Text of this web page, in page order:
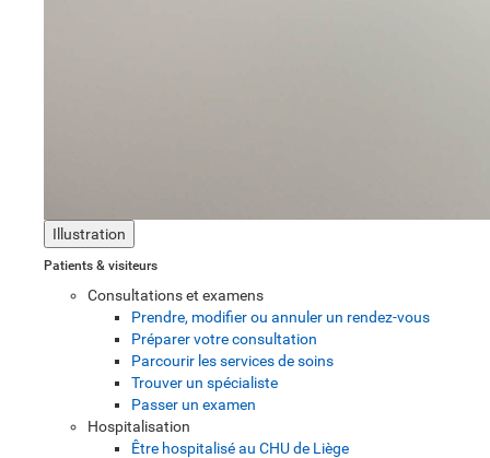
Illustration
Patients & visiteurs
Consultations et examens
Prendre, modifier ou annuler un rendez-vous
Préparer votre consultation
Parcourir les services de soins
Trouver un spécialiste
Passer un examen
Hospitalisation
Être hospitalisé au CHU de Liège